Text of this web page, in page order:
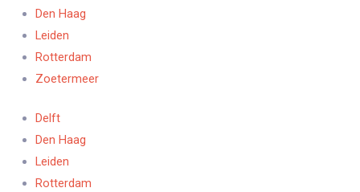
Den Haag
Leiden
Rotterdam
Zoetermeer
Delft
Den Haag
Leiden
Rotterdam